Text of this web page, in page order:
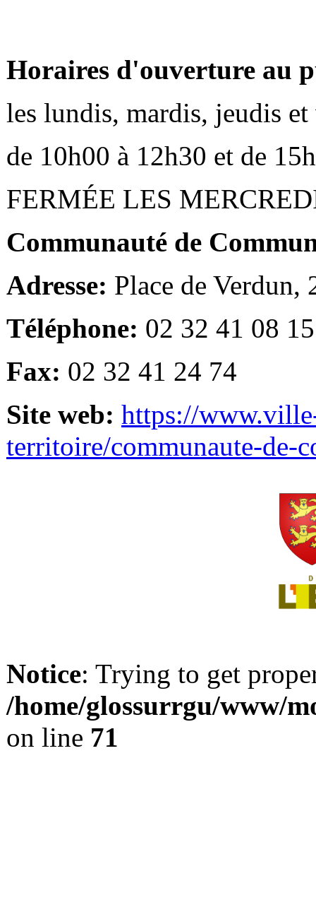
Horaires d'ouverture au
les lundis, mardis, jeudis et
de 10h00 à 12h30 et de
FERMÉE LES
Communauté de
Adresse: Place de Verdun,
Téléphone: 02 32 41 08 15
Fax: 02 32 41 24 74
Site web: https://
territoire/communaute-de-
Notice: Trying to get
/home/glossurrgu/www/
on line 71